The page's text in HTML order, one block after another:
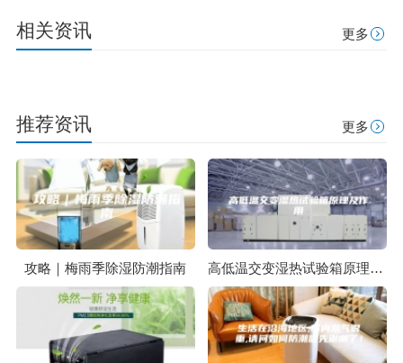
相关资讯 更多
推荐资讯 更多
攻略｜梅雨季除湿防潮指南 高低温交变湿热试验箱原理及作用